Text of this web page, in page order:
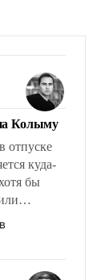
Колыму
отпуске
куда-
бы
до